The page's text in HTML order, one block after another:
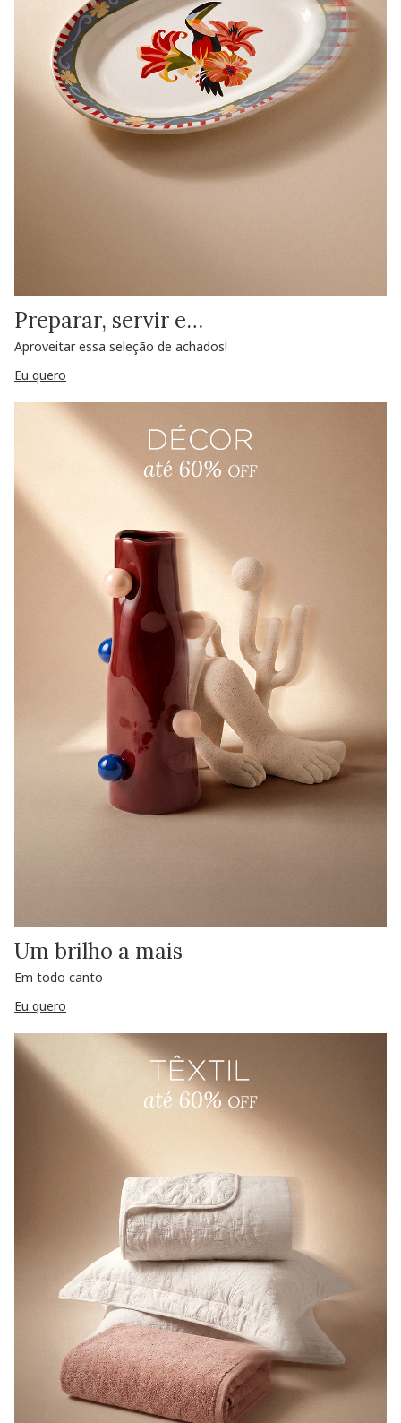
Preparar, servir e…
Aproveitar essa seleção de achados!
Eu quero
Um brilho a mais
Em todo canto
Eu quero